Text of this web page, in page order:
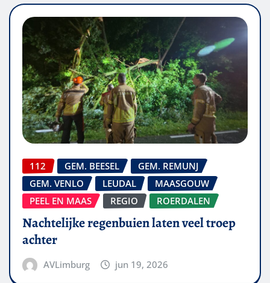
112 GEM. BEESEL
GEM. REMUNJ
GEM. VENLO
LEUDAL
MAASGOUW
PEEL EN MAAS
REGIO ROERDALEN
Nachtelijke regenbuien laten veel troep
achter
AVLimburg jun 19, 2026